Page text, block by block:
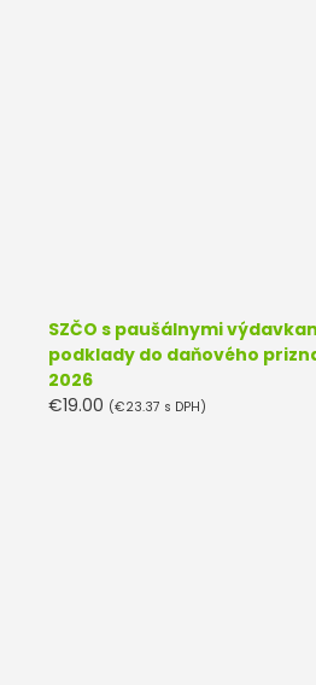
SZČO s paušálnymi
podklady do daňového
2026
€19.00 (€23.37 s DPH)